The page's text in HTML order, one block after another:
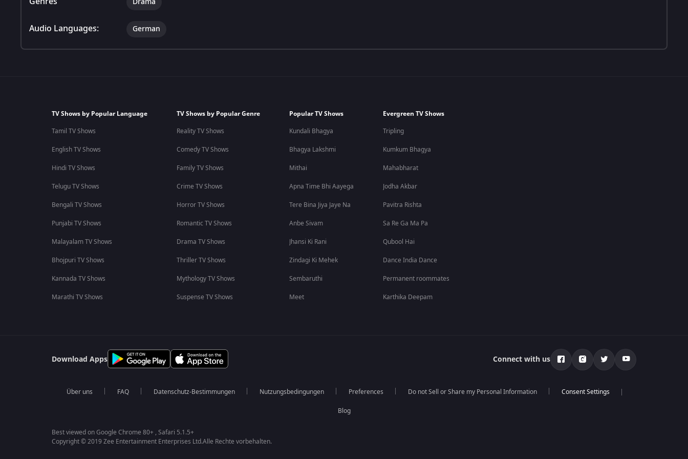
Audio Languages: German
TV Shows by Popular Language
Tamil TV Shows
English TV Shows
Hindi TV Shows
Telugu TV Shows
Bengali TV Shows
Punjabi TV Shows
Malayalam TV Shows
Bhojpuri TV Shows
Kannada TV Shows
Marathi TV Shows
TV Shows by Popular Genre
Reality TV Shows
Comedy TV Shows
Family TV Shows
Crime TV Shows
Horror TV Shows
Romantic TV Shows
Drama TV Shows
Thriller TV Shows
Mythology TV Shows
Suspense TV Shows
Popular TV Shows
Kundali Bhagya
Bhagya Lakshmi
Mithai
Apna Time Bhi Aayega
Tere Bina Jiya Jaye Na
Anbe Sivam
Jhansi Ki Rani
Zindagi Ki Mehek
Sembaruthi
Meet
Evergreen TV Shows
Tripling
Kumkum Bhagya
Mahabharat
Jodha Akbar
Pavitra Rishta
Sa Re Ga Ma Pa
Qubool Hai
Dance India Dance
Permanent roommates
Karthika Deepam
Download Apps Connect with us
Über uns FAQ Datenschutz-Bestimmungen Nutzungsbedingungen Preferences Do not Sell or Share my Personal Information
Blog
Best viewed on Google Chrome 80+ , Safari 5.1.5+
Copyright © 2019 Zee Entertainment Enterprises Ltd.Alle Rechte vorbehalten.